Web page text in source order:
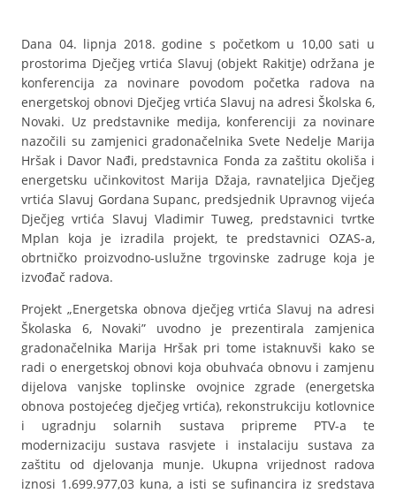
Dana 04. lipnja 2018. godine s početkom u 10,00 sati u
prostorima Dječjeg vrtića Slavuj (objekt Rakitje) održana je
konferencija za novinare povodom početka radova na
energetskoj obnovi Dječjeg vrtića Slavuj na adresi Školska 6,
Novaki. Uz predstavnike medija, konferenciji za novinare
nazočili su zamjenici gradonačelnika Svete Nedelje Marija
Hršak i Davor Nađi, predstavnica Fonda za zaštitu okoliša i
energetsku učinkovitost Marija Džaja, ravnateljica Dječjeg
vrtića Slavuj Gordana Supanc, predsjednik Upravnog vijeća
Dječjeg vrtića Slavuj Vladimir Tuweg, predstavnici tvrtke
Mplan koja je izradila projekt, te predstavnici OZAS-a,
obrtničko proizvodno-uslužne trgovinske zadruge koja je
izvođač radova.
Projekt „Energetska obnova dječjeg vrtića Slavuj na adresi
Školaska 6, Novaki” uvodno je prezentirala zamjenica
gradonačelnika Marija Hršak pri tome istaknuvši kako se
radi o energetskoj obnovi koja obuhvaća obnovu i zamjenu
dijelova vanjske toplinske ovojnice zgrade (energetska
obnova postojećeg dječjeg vrtića), rekonstrukciju kotlovnice
i ugradnju solarnih sustava pripreme PTV-a te
modernizaciju sustava rasvjete i instalaciju sustava za
zaštitu od djelovanja munje. Ukupna vrijednost radova
iznosi 1.699.977,03 kuna, a isti se sufinancira iz sredstava